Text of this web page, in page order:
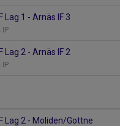
Lag 1 - Arnäs IF 3
IP
Lag 2 - Arnäs IF 2
IP
Lag 2 - Moliden/Gottne